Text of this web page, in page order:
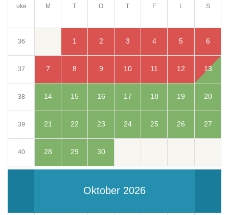
uke M T O T F L S
36 1 2 3 4 5 6
37 7 8 9 10 11 12 13
38 14 15 16 17 18 19 20
39 21 22 23 24 25 26 27
40 28 29 30
Oktober 2026